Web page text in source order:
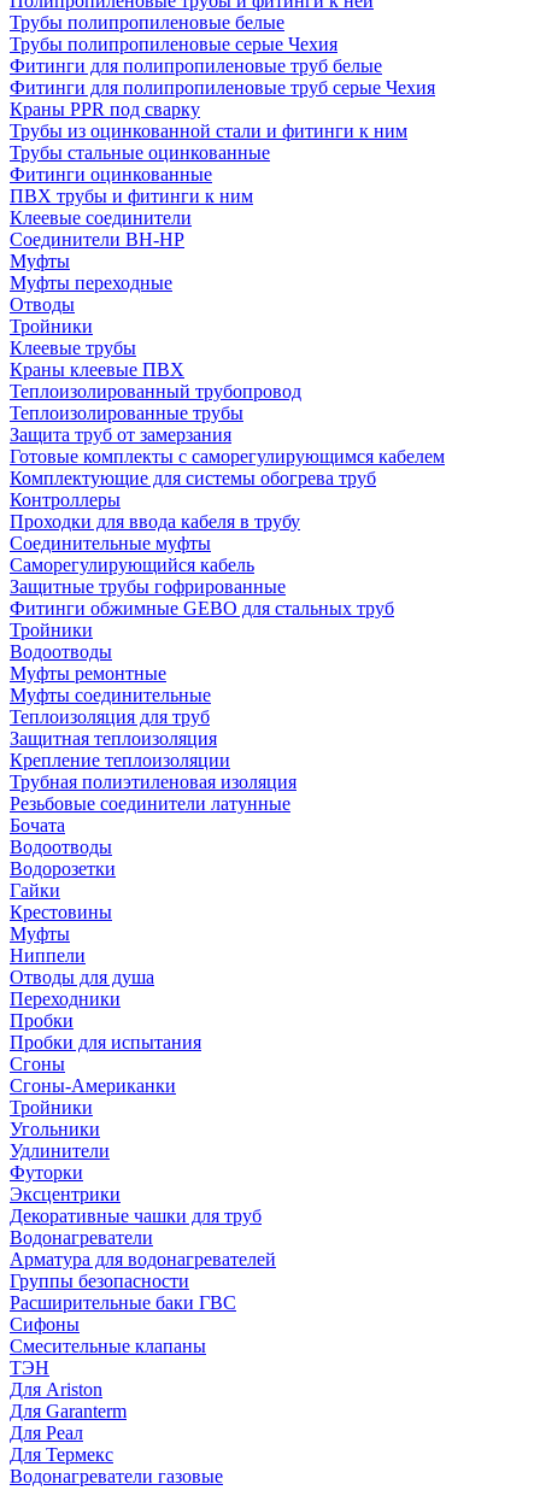
Трубы полипропиленовые белые
Трубы полипропиленовые серые Чехия
Фитинги для полипропиленовые труб белые
Фитинги для полипропиленовые труб серые Чехия
Краны PPR под сварку
Трубы из оцинкованной стали и фитинги к ним
Трубы стальные оцинкованные
Фитинги оцинкованные
ПВХ трубы и фитинги к ним
Клеевые соединители
Соединители ВН-НР
Муфты
Муфты переходные
Отводы
Тройники
Клеевые трубы
Краны клеевые ПВХ
Теплоизолированный трубопровод
Теплоизолированные трубы
Защита труб от замерзания
Готовые комплекты с саморегулирующимся кабелем
Комплектующие для системы обогрева труб
Контроллеры
Проходки для ввода кабеля в трубу
Соединительные муфты
Саморегулирующийся кабель
Защитные трубы гофрированные
Фитинги обжимные GEBO для стальных труб
Тройники
Водоотводы
Муфты ремонтные
Муфты соединительные
Теплоизоляция для труб
Защитная теплоизоляция
Крепление теплоизоляции
Трубная полиэтиленовая изоляция
Резьбовые соединители латунные
Бочата
Водоотводы
Водорозетки
Гайки
Крестовины
Муфты
Ниппели
Отводы для душа
Переходники
Пробки
Пробки для испытания
Сгоны
Сгоны-Американки
Тройники
Угольники
Удлинители
Футорки
Эксцентрики
Декоративные чашки для труб
Водонагреватели
Арматура для водонагревателей
Группы безопасности
Расширительные баки ГВС
Сифоны
Смесительные клапаны
ТЭН
Для Ariston
Для Garanterm
Для Реал
Для Термекс
Водонагреватели газовые